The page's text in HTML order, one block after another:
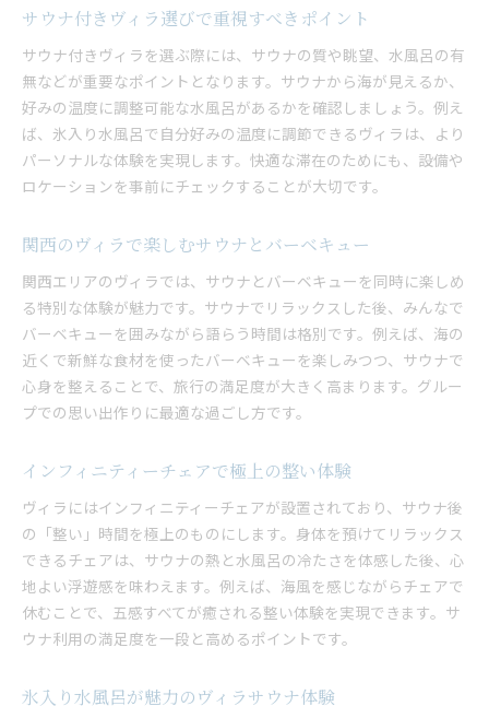
サウナ付きヴィラで過ごす理想の休日
自然に囲まれた大人数向けヴィラの魅力を紹介
ヴィラで味わう自然とサウナの調和体験
大人数で楽しむヴィラバーベキューの醍醐味
サウナ付きヴィラで過ごす特別な朝焼け時間
グランピング感覚で自然を満喫できる宿泊
プライベート空間で自然と触れ合う贅沢
バーベキューとサウナを満喫する休日のすすめ
ヴィラで叶う理想の休日バーベキュー計画
サウナとバーベキューでリフレッシュ体験
関西のサウナ付きグランピングで休日充実
ヴィラで過ごす非日常のグループ旅行術
サウナ付きヴィラで休日の楽しみ方を提案
関西で大人数におすすめのヴィラ活用法とは
大人数ヴィラのサウナ活用アイデア集
バーベキューとサウナで盛り上がる休日
関西で人気のサウナ付きヴィラの選び方
グループ旅行に最適なヴィラの過ごし方
サウナ付きグランピングで特別な体験を
ヴィラ選びで重視すべきサウナ体験ポイント
サウナ付きヴィラ選びで重視すべきポイント
サウナ付きヴィラを選ぶ際には、サウナの質や眺望、水風呂の有
無などが重要なポイントとなります。サウナから海が見えるか、
好みの温度に調整可能な水風呂があるかを確認しましょう。例え
ば、氷入り水風呂で自分好みの温度に調節できるヴィラは、より
パーソナルな体験を実現します。快適な滞在のためにも、設備や
ロケーションを事前にチェックすることが大切です。
関西のヴィラで楽しむサウナとバーベキュー
関西エリアのヴィラでは、サウナとバーベキューを同時に楽しめ
る特別な体験が魅力です。サウナでリラックスした後、みんなで
バーベキューを囲みながら語らう時間は格別です。例えば、海の
近くで新鮮な食材を使ったバーベキューを楽しみつつ、サウナで
心身を整えることで、旅行の満足度が大きく高まります。グルー
プでの思い出作りに最適な過ごし方です。
インフィニティーチェアで極上の整い体験
ヴィラにはインフィニティーチェアが設置されており、サウナ後
の「整い」時間を極上のものにします。身体を預けてリラックス
できるチェアは、サウナの熱と水風呂の冷たさを体感した後、心
地よい浮遊感を味わえます。例えば、海風を感じながらチェアで
休むことで、五感すべてが癒される整い体験を実現できます。サ
ウナ利用の満足度を一段と高めるポイントです。
氷入り水風呂が魅力のヴィラサウナ体験